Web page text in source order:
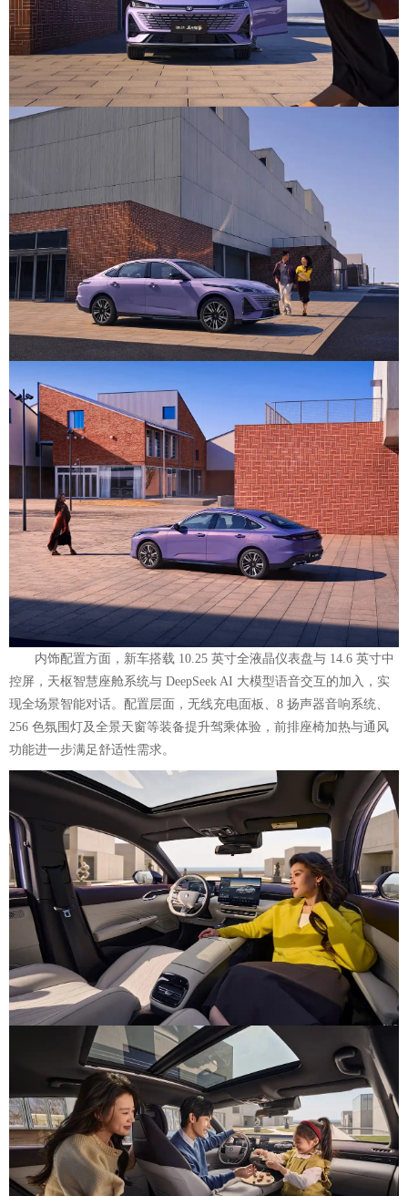
内饰配置方面，新车搭载 10.25 英寸全液晶仪表盘与 14.6 英寸中
控屏，天枢智慧座舱系统与 DeepSeek AI 大模型语音交互的加入，实
现全场景智能对话。配置层面，无线充电面板、8 扬声器音响系统、
256 色氛围灯及全景天窗等装备提升驾乘体验，前排座椅加热与通风
功能进一步满足舒适性需求。